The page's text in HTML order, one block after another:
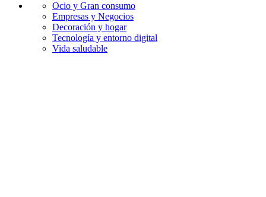
Ocio y Gran consumo
Empresas y Negocios
Decoración y hogar
Tecnología y entorno digital
Vida saludable